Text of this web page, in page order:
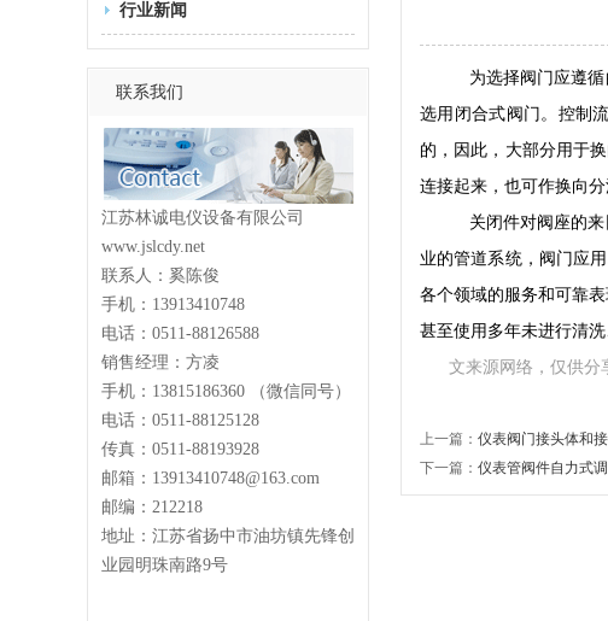
行业新闻
联系我们
江苏林诚电仪设备有限公司
www.jslcdy.net
联系人：奚陈俊
手机：13913410748
电话：0511-88126588
销售经理：方凌
手机：13815186360 （微信同号）
电话：0511-88125128
传真：0511-88193928
邮箱：13913410748@163.com
邮编：212218
地址：江苏省扬中市油坊镇先锋创
业园明珠南路9号
为选择阀门应遵循
选用闭合式阀门。控制
的，因此，大部分用于
连接起来，也可作换向
关闭件对阀座的
业的管道系统，阀门应
各个领域的服务和可靠
甚至使用多年未进行清
文来源网络，仅供分
上一篇： 仪表阀门接头体和
下一篇： 仪表管阀件自力式